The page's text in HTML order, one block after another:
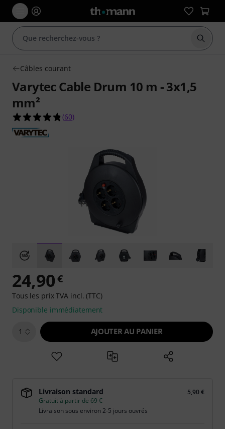
Câbles courant
Varytec Cable Drum 10 m - 3x1,5
mm²
4.8 étoiles sur 5 d'après 60 évaluations clients
(60)
24,90€
Tous les prix TVA incl. (TTC)
Disponible immédiatement
1 AJOUTER AU PANIER
Livraison standard
5,90 €
Gratuit à partir de 69 €
Livraison sous environ 2-5 jours ouvrés